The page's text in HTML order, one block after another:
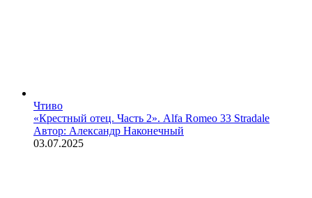
Чтиво
«Крестный отец. Часть 2». Alfa Romeo 33 Stradale
Автор: Александр Наконечный
03.07.2025